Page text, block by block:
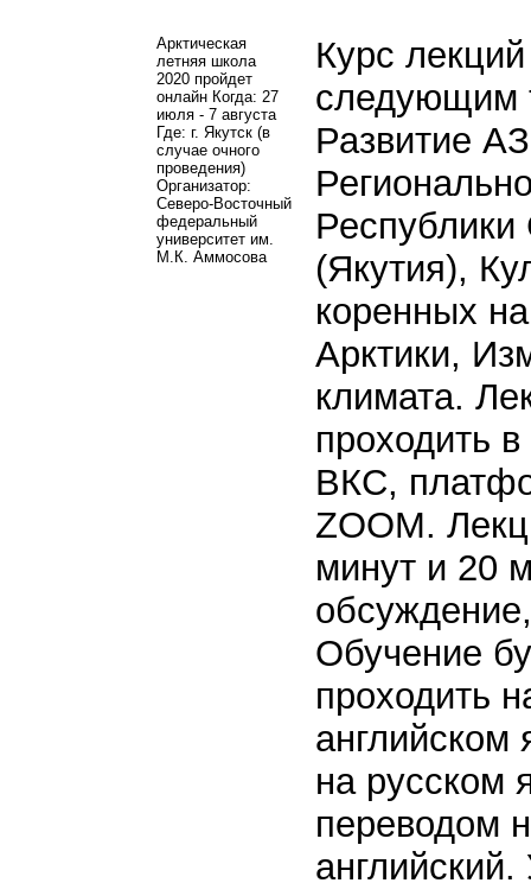
Арктическая
летняя школа
2020 пройдет
онлайн Когда: 27
июля - 7 августа
Где: г. Якутск (в
случае очного
проведения)
Организатор:
Северо-Восточный
федеральный
университет им.
М.К. Аммосова
Курс
следующим
Развитие
Республики
(Якутия),
коренных
Арктики,
климата.
проходить
ВКС,
ZOOM.
минут и 20
Обучение
проходить
английском
на русском
переводом
английский.